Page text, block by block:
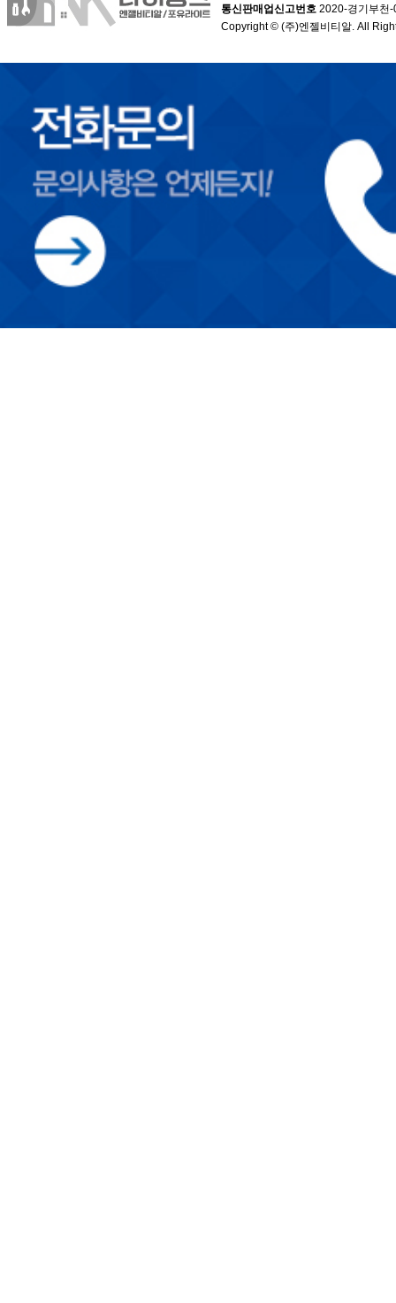
통신판매업신고번호 2020-경기부천
Copyright © (주)엔젤비티알. All